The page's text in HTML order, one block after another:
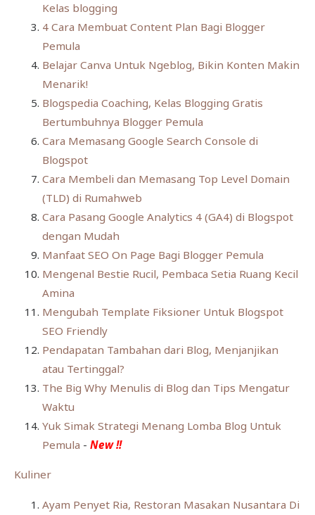
Kelas blogging
4 Cara Membuat Content Plan Bagi Blogger
Pemula
Belajar Canva Untuk Ngeblog, Bikin Konten Makin
Menarik!
Blogspedia Coaching, Kelas Blogging Gratis
Bertumbuhnya Blogger Pemula
Cara Memasang Google Search Console di
Blogspot
Cara Membeli dan Memasang Top Level Domain
(TLD) di Rumahweb
Cara Pasang Google Analytics 4 (GA4) di Blogspot
dengan Mudah
Manfaat SEO On Page Bagi Blogger Pemula
Mengenal Bestie Rucil, Pembaca Setia Ruang Kecil
Amina
Mengubah Template Fiksioner Untuk Blogspot
SEO Friendly
Pendapatan Tambahan dari Blog, Menjanjikan
atau Tertinggal?
The Big Why Menulis di Blog dan Tips Mengatur
Waktu
Yuk Simak Strategi Menang Lomba Blog Untuk
Pemula - New !!
Kuliner
Ayam Penyet Ria, Restoran Masakan Nusantara Di